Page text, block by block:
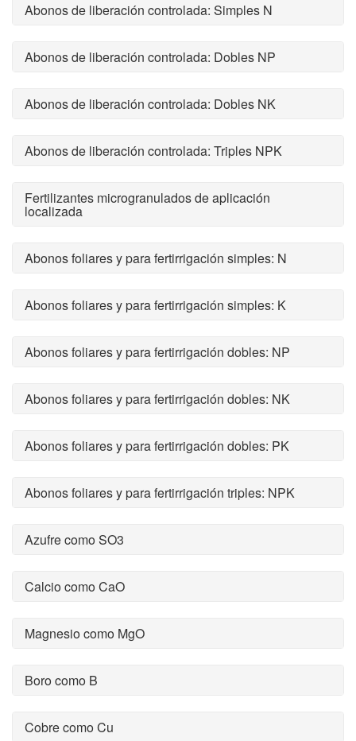
Abonos de liberación controlada: Simples N
Abonos de liberación controlada: Dobles NP
Abonos de liberación controlada: Dobles NK
Abonos de liberación controlada: Triples NPK
Fertilizantes microgranulados de aplicación
localizada
Abonos foliares y para fertirrigación simples: N
Abonos foliares y para fertirrigación simples: K
Abonos foliares y para fertirrigación dobles: NP
Abonos foliares y para fertirrigación dobles: NK
Abonos foliares y para fertirrigación dobles: PK
Abonos foliares y para fertirrigación triples: NPK
Azufre como SO3
Calcio como CaO
Magnesio como MgO
Boro como B
Cobre como Cu